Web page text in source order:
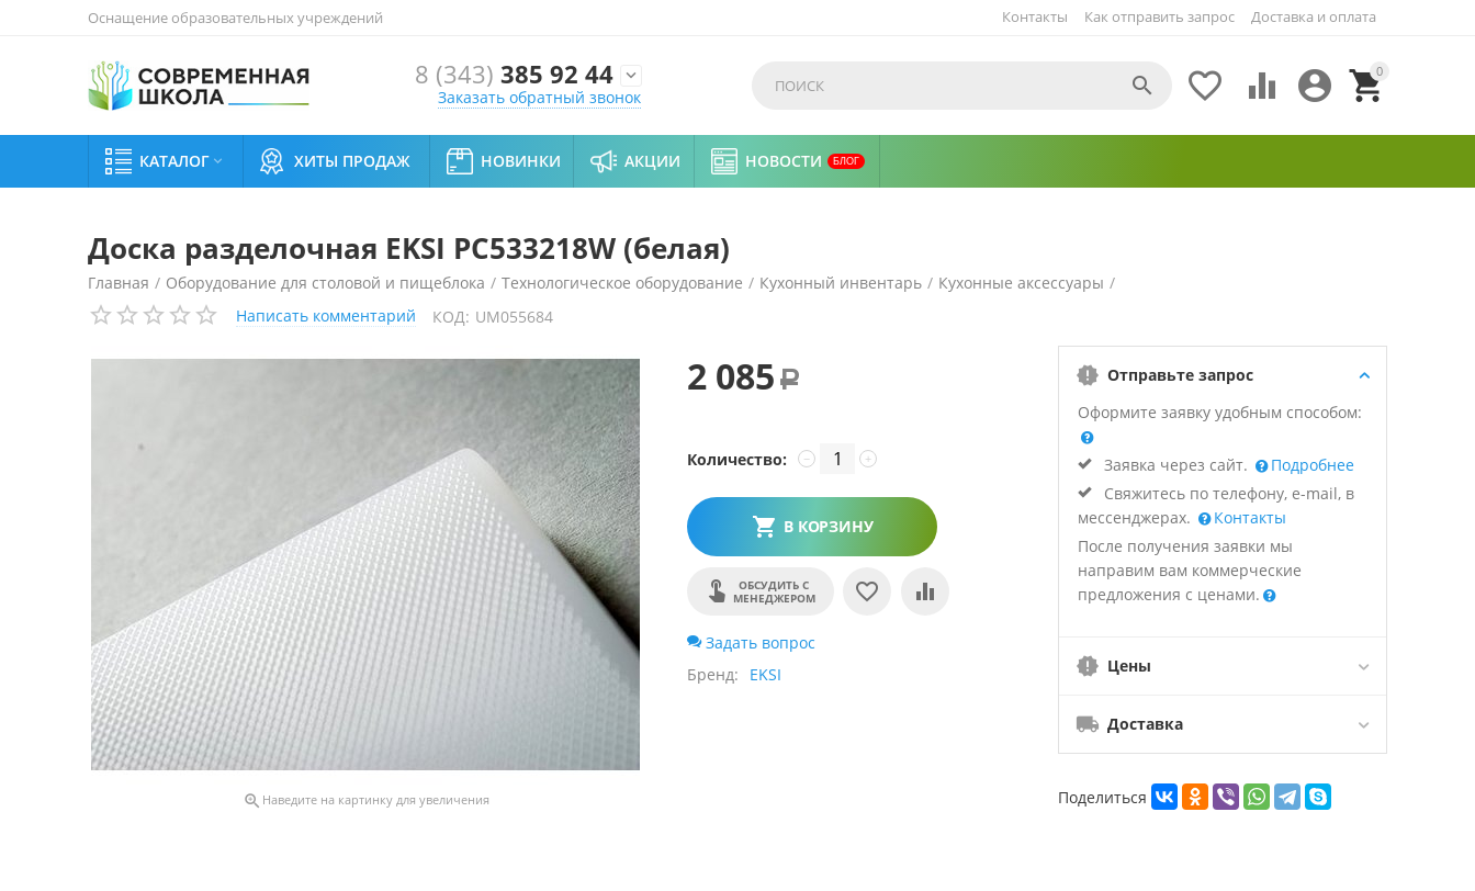
Оснащение образовательных учреждений Как отправить запрос Доставка и оплата
Контакты
8 (343) 385 92 44 
Заказать обратный звонок
0


 

КАТАЛОГ  ХИТЫ ПРОДАЖ НОВИНКИ АКЦИИ НОВОСТИ БЛОГ
Доска разделочная EKSI PC533218W (белая)
Главная / Оборудование для столовой и пищеблока / Технологическое оборудование / Кухонный инвентарь / Кухонные аксессуары /
Доска разделочная EKSI PC533218W (белая)
Написать комментарий КОД: UM055684
 Наведите на картинку для увеличения
2 085 Р
Количество: +
−
В КОРЗИНУ
ОБСУДИТЬ С
МЕНЕДЖЕРОМ
Задать вопрос
Бренд
EKSI
Отправьте запрос
Оформите заявку удобным способом:
Заявка через сайт.
Подробнее
Свяжитесь по телефону, e-mail, в
мессенджерах.
Контакты
После получения заявки мы
направим вам коммерческие
предложения с ценами.
Цены
Доставка
Поделиться